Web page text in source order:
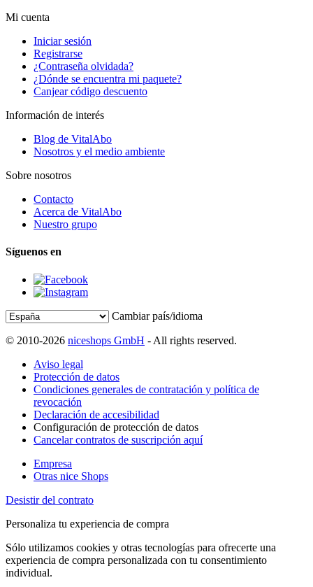
Mi cuenta
Iniciar sesión
Registrarse
¿Contraseña olvidada?
¿Dónde se encuentra mi paquete?
Canjear código descuento
Información de interés
Blog de VitalAbo
Nosotros y el medio ambiente
Sobre nosotros
Contacto
Acerca de VitalAbo
Nuestro grupo
Síguenos en
Cambiar país/idioma
© 2010-2026 niceshops GmbH - All rights reserved.
Aviso legal
Protección de datos
Condiciones generales de contratación y política de
revocación
Declaración de accesibilidad
Configuración de protección de datos
Cancelar contratos de suscripción aquí
Empresa
Otras nice Shops
Desistir del contrato
Personaliza tu experiencia de compra
Sólo utilizamos cookies y otras tecnologías para ofrecerte una
experiencia de compra personalizada con tu consentimiento
individual.